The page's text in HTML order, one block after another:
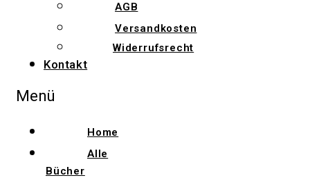
AGB
Versandkosten
Widerrufsrecht
Kontakt
Menü
Home
Alle
Bücher